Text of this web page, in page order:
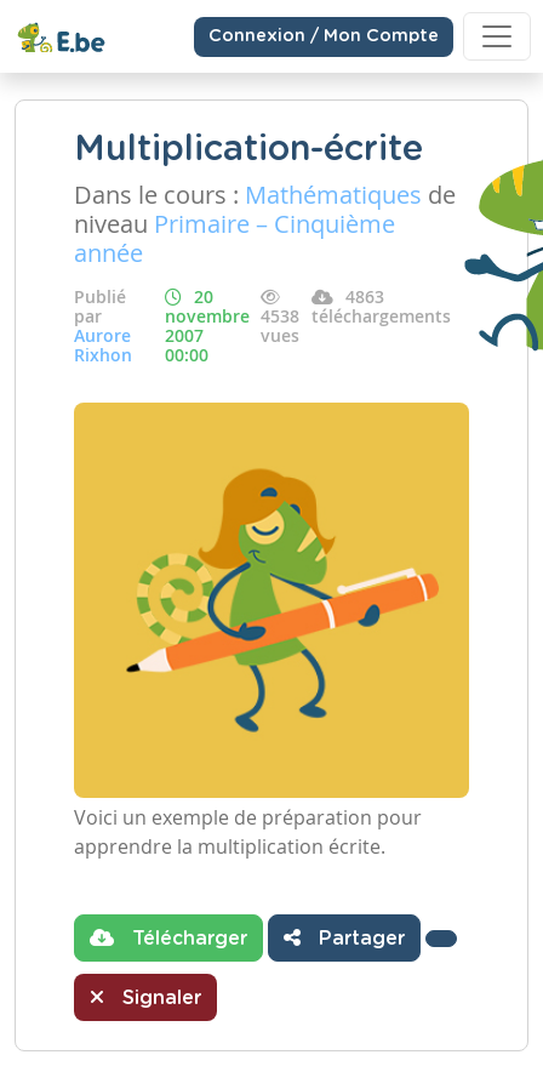
Connexion / Mon Compte
Multiplication-écrite
Dans le cours : Mathématiques de
niveau Primaire – Cinquième
année
Publié
par
Aurore
Rixhon
20
novembre
2007
00:00
4538
vues
4863
téléchargements
Voici un exemple de préparation pour
apprendre la multiplication écrite.
Télécharger Partager
Signaler